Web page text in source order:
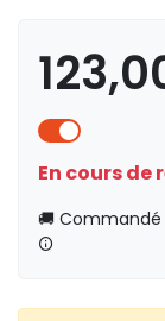
En cours de
🚚 Commandé